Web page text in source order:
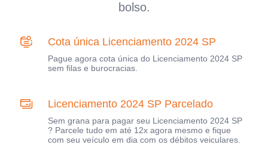
bolso.
Cota única Licenciamento 2024 SP
Pague agora cota única do Licenciamento 2024 SP
sem filas e burocracias.
Licenciamento 2024 SP Parcelado
Sem grana para pagar seu Licenciamento 2024 SP
? Parcele tudo em até 12x agora mesmo e fique
com seu veículo em dia com os débitos veiculares.